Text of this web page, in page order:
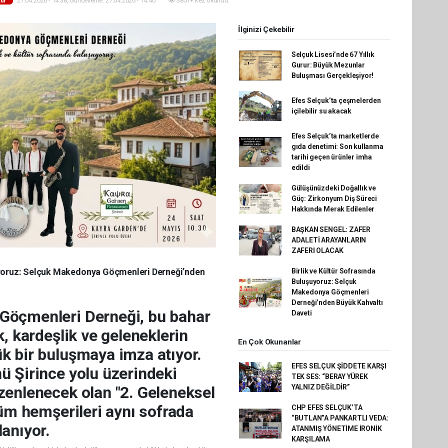
Selçuk Makedonya Göçmenleri Derneği’nden
Derneği, bu bahar
kardeşlik ve geleneklerin
bir buluşmaya imza atıyor.
Şirince yolu üzerindeki
olan "2. Geleneksel
hemşerileri aynı sofrada
İlginizi Çekebilir
Selçuk Lisesi’nde 67 Yıllık
Gurur: Büyük Mezunlar
Buluşması Gerçekleşiyor!
Efes Selçuk’ta çeşmelerden
içilebilir su akacak
Efes Selçuk’ta marketlerde
gıda denetimi: Son kullanma
tarihi geçen ürünler imha
edildi
Gülüşünüzdeki Doğallık ve
Güç: Zirkonyum Diş Süreci
Hakkında Merak Edilenler
BAŞKAN SENGEL: ZAFER
ADALETİ ARAYANLARIN
ZAFERİ OLACAK
Birlik ve Kültür Sofrasında
Buluşuyoruz: Selçuk
Makedonya Göçmenleri
Derneği’nden Büyük Kahvaltı
Daveti
En Çok Okunanlar
EFES SELÇUK ŞİDDETE KARŞI
TEK SES: “BERAY YÜREK
YALNIZ DEĞİLDİR”
CHP EFES SELÇUK’TA
“BUTLAN”A PANKARTLI VEDA:
ATANMIŞ YÖNETİME İRONİK
KARŞILAMA